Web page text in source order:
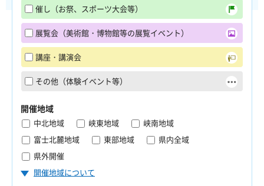
催し（お祭、スポーツ大会等）
展覧会（美術館・博物館等の展覧イベント）
講座・講演会
その他（体験イベント等）
開催地域
中北地域 峡東地域
峡南地域
富士北麓地域
東部地域
県内全域
県外開催
開催地域について